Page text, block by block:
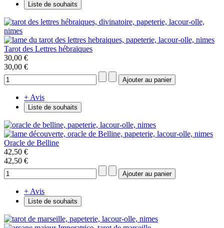
Liste de souhaits
Tarot des Lettres hébraïques
30,00 €
30,00 €
+ Avis
Liste de souhaits
Oracle de Belline
42,50 €
42,50 €
+ Avis
Liste de souhaits